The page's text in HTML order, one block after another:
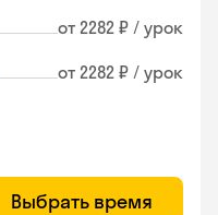
от 2282 ₽ / урок
от 2282 ₽ / урок
Выбрать время